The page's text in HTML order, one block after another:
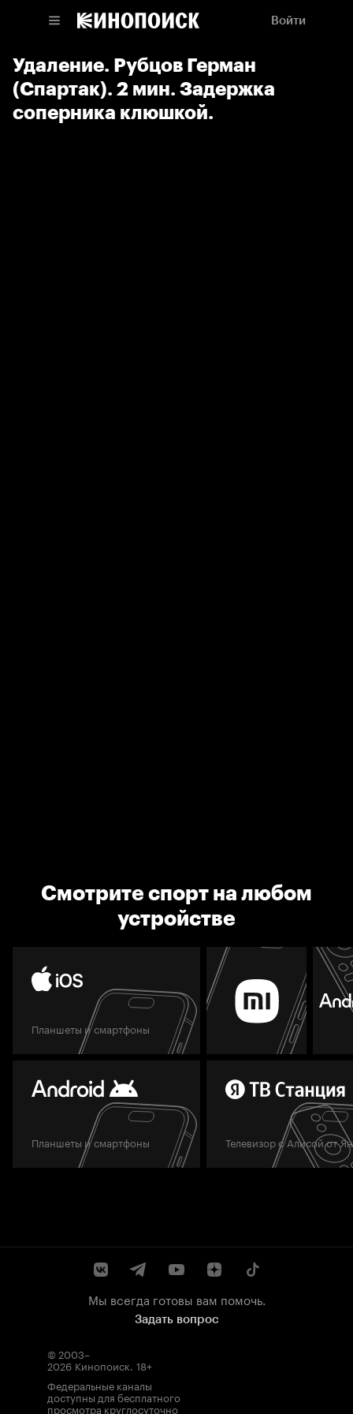
Войти
Удаление. Рубцов Герман
(Спартак). 2 мин. Задержка
соперника клюшкой.
Смотрите спорт на любом
устройстве
Планшеты и смартфоны
Планшеты и смартфоны Телевизор с Алисой от
Мы всегда готовы вам помочь.
Задать вопрос
© 2003–
2026 Кинопоиск. 18+
Федеральные каналы
доступны для бесплатного
просмотра круглосуточно